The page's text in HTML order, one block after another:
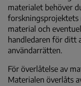
materialet behöver
material och
handledaren för ditt
användarrätten.
För överlåtelse av
Materialen överlåts